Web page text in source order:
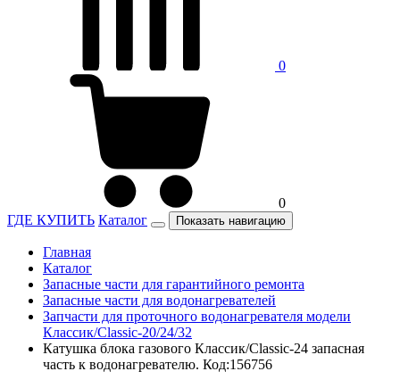
0
0
ГДЕ КУПИТЬ Каталог Показать навигацию
Главная
Каталог
Запасные части для гарантийного ремонта
Запасные части для водонагревателей
Запчасти для проточного водонагревателя модели
Классик/Classic-20/24/32
Катушка блока газового Классик/Classic-24 запасная
часть к водонагревателю. Код:156756